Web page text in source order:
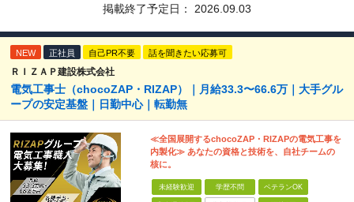
掲載終了予定日： 2026.09.03
NEW 正社員 自己PR不要 話を聞きたい応募可
ＲＩＺＡＰ建設株式会社
電気工事士（chocoZAP・RIZAP）｜月給33.3〜66.6万｜大手グル
ープの安定基盤｜日勤中心｜転勤無
≪全国展開するchocoZAP・RIZAPの電気工事を
内製化≫ あなたの資格と技術を、自社チームの
核に。
未経験歓迎 学歴不問 ベテランOK